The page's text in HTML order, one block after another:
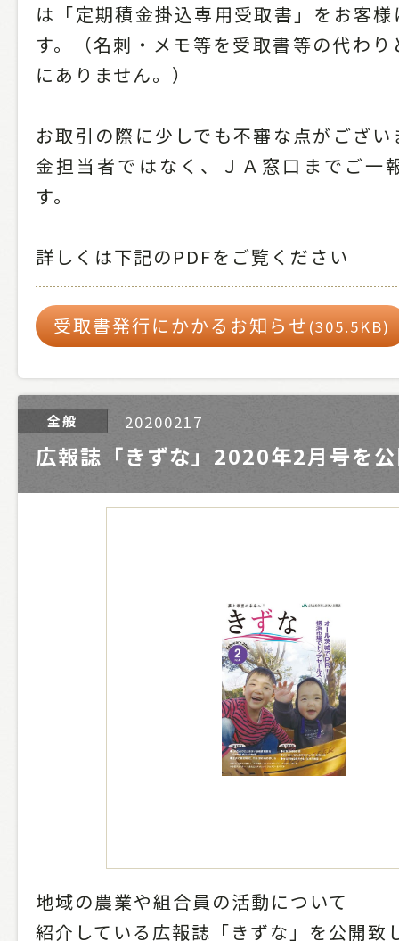
は「定期積金掛込専用受取書」をお客
す。（名刺・メモ等を受取書等の代わ
にありません。）
お取引の際に少しでも不審な点がござ
金担当者ではなく、ＪＡ窓口までご一
す。
詳しくは下記のPDFをご覧ください
受取書発行にかかるお知らせ(305.5KB)
20200217
全般
広報誌「きずな」2020年2月号を
地域の農業や組合員の活動について
紹介している広報誌「きずな」を公開致